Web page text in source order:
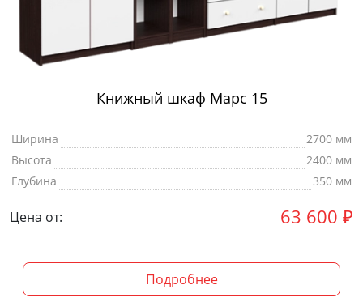
Книжный шкаф Марс 15
Ширина
2700 мм
Высота
2400 мм
Глубина
350 мм
Цена от: 63 600 ₽
Подробнее